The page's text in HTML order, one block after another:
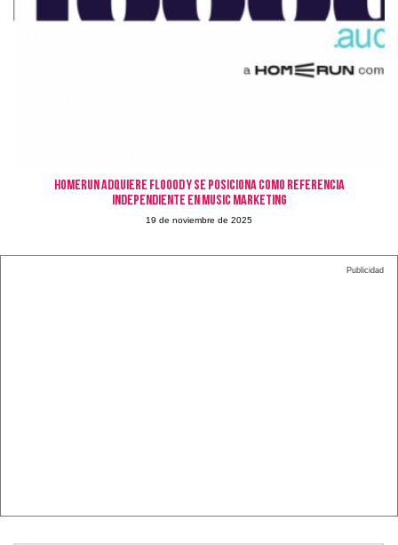
HOMERUN adquiere Floood y se posiciona como referencia
independiente en Music Marketing
19 de noviembre de 2025
Publicidad